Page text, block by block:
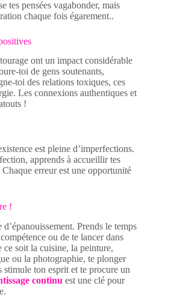
tes pensées vagabonder, mais
chaque fois égarement..
ont un impact considérable
toi de gens soutenants,
toi des relations toxiques, ces
Les connexions authentiques et
!
est pleine d’imperfections.
apprends à accueillir tes
erreur est une opportunité
!
Prends le temps
ou de te lancer dans
soit la cuisine, la peinture,
ou la photographie, te plonger
stimule ton esprit et te procure un
continu est une clé pour